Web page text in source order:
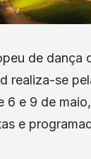
de dança
realiza-se
6 e 9 de
e